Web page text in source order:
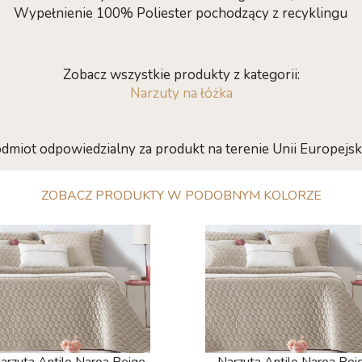
Wypełnienie 100% Poliester pochodzący z recyklingu
Zobacz wszystkie produkty z kategorii:
Narzuty na łóżka
odpowiedzialny za produkt na terenie Unii
ZOBACZ PRODUKTY W PODOBNYM KOLORZE